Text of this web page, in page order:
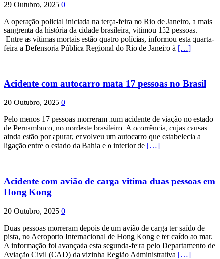
29 Outubro, 2025 0
A operação policial iniciada na terça-feira no Rio de Janeiro, a mais
sangrenta da história da cidade brasileira, vitimou 132 pessoas.
Entre as vítimas mortais estão quatro polícias, informou esta quarta-
feira a Defensoria Pública Regional do Rio de Janeiro à […]
Acidente com autocarro mata 17 pessoas no Brasil
20 Outubro, 2025 0
Pelo menos 17 pessoas morreram num acidente de viação no estado
de Pernambuco, no nordeste brasileiro. A ocorrência, cujas causas
ainda estão por apurar, envolveu um autocarro que estabelecia a
ligação entre o estado da Bahia e o interior de […]
Acidente com avião de carga vitima duas pessoas em
Hong Kong
20 Outubro, 2025 0
Duas pessoas morreram depois de um avião de carga ter saído de
pista, no Aeroporto Internacional de Hong Kong e ter caído ao mar.
A informação foi avançada esta segunda-feira pelo Departamento de
Aviação Civil (CAD) da vizinha Região Administrativa […]